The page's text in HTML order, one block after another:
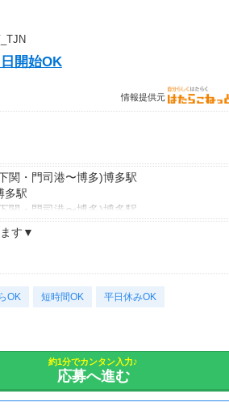
開始OK
情報提供元
・スマホからのらくらく申請で
で給与引き落としが可能♪
関・門司港〜博多)博多駅
多駅
関・門司港〜博多)博多駅
す▼
OK 短時間OK 平日休みOK
約1分でカンタン入力♪
応募へ進む